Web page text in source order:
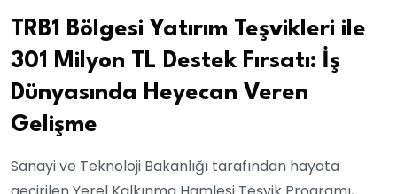
TRB1 Bölgesi Yatırım Teşvikleri ile
301 Milyon TL Destek Fırsatı: İş
Dünyasında Heyecan Veren
Gelişme
Sanayi ve Teknoloji Bakanlığı tarafından hayata